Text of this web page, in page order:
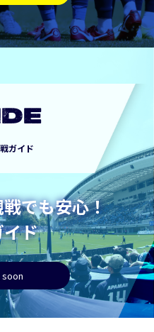
ガイド
でも安心！
ド